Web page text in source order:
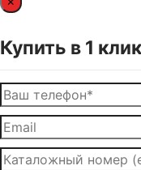
Купить в 1 клик